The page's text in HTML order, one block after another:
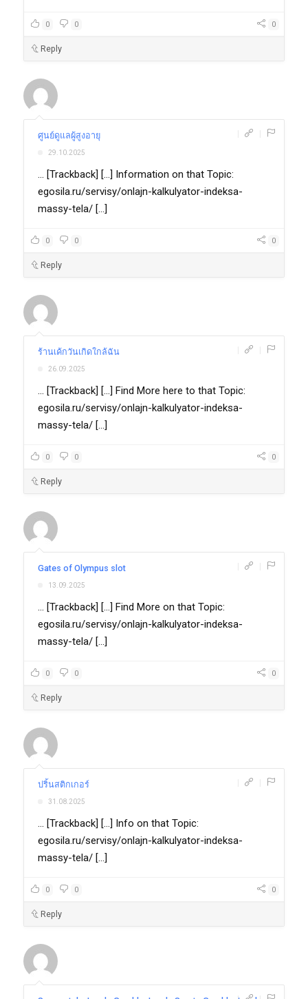
0 0 0
Reply
ศูนย์ดูแลผู้สูงอายุ
29.10.2025
... [Trackback] [...] Information on that Topic:
egosila.ru/servisy/onlajn-kalkulyator-indeksa-
massy-tela/ [...]
0 0 0
Reply
ร้านเค้กวันเกิดใกล้ฉัน
26.09.2025
... [Trackback] [...] Find More here to that Topic:
egosila.ru/servisy/onlajn-kalkulyator-indeksa-
massy-tela/ [...]
0 0 0
Reply
Gates of Olympus slot
13.09.2025
... [Trackback] [...] Find More on that Topic:
egosila.ru/servisy/onlajn-kalkulyator-indeksa-
massy-tela/ [...]
0 0 0
Reply
ปริ้นสติกเกอร์
31.08.2025
... [Trackback] [...] Info on that Topic:
egosila.ru/servisy/onlajn-kalkulyator-indeksa-
massy-tela/ [...]
0 0 0
Reply